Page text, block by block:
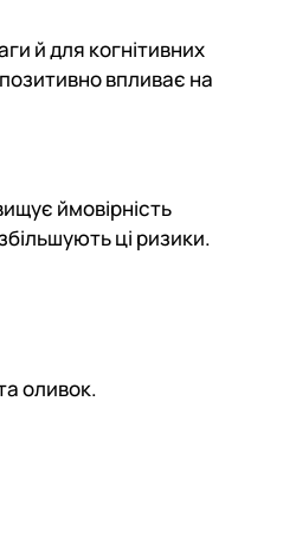
й для когнітивних
впливає на
ймовірність
ці ризики.
оливок.